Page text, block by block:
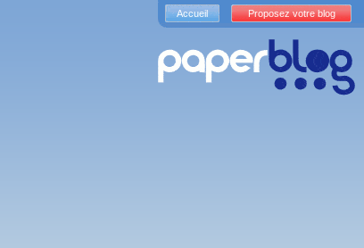
Accueil Proposez votre blog